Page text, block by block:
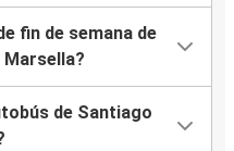
fin de semana de
de Santiago